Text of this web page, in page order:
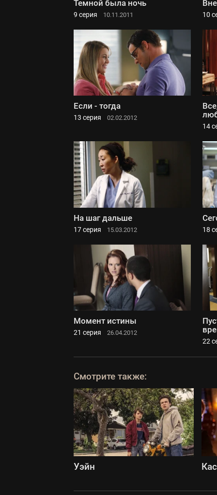
Темной была ночь
9 серия 10.11.2011 10
Если - тогда
13 серия 02.02.2012
14
На шаг дальше
17 серия 15.03.2012 18
Момент истины
21 серия 26.04.2012
22
Смотрите также:
Уэйн